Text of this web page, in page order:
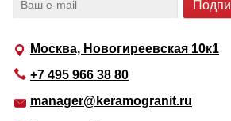
Москва, Новогиреевская 10к1
+7 495 966 38 80
manager@keramogranit.ru